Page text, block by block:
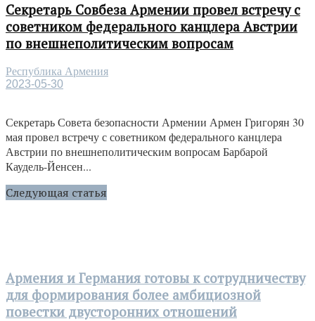
Секретарь Совбеза Армении провел встречу с
советником федерального канцлера Австрии
по внешнеполитическим вопросам
Республика Армения
2023-05-30
Секретарь Совета безопасности Армении Армен Григорян 30
мая провел встречу с советником федерального канцлера
Австрии по внешнеполитическим вопросам Барбарой
Каудель-Йенсен...
Следующая статья
Армения и Германия готовы к сотрудничеству
для формирования более амбициозной
повестки двусторонних отношений